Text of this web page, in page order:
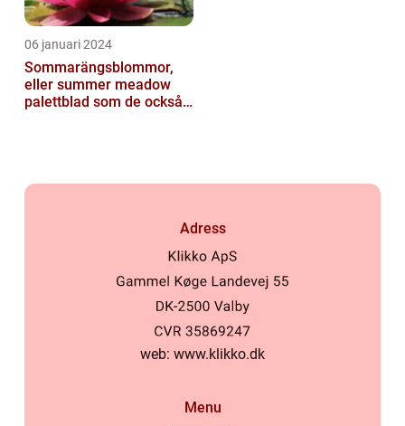
06 januari 2024
Sommarängsblommor,
eller summer meadow
palettblad som de också
Adress
web: www.klikko.dk
Menu